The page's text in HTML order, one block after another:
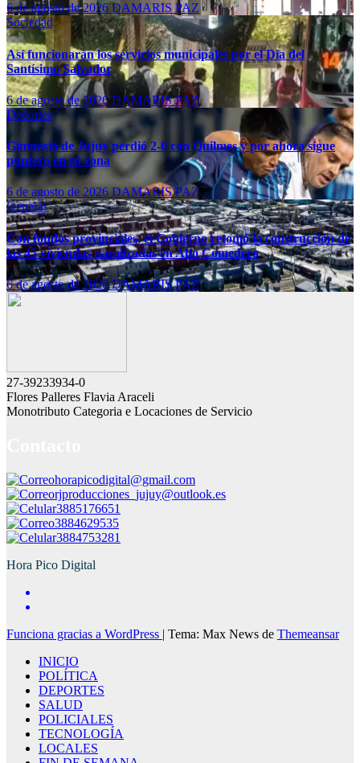
6 de agosto de 2026DAMARIS PAZ
Sociedad
Así funcionarán los servicios municipales por el Día del
Santísimo Salvador
6 de agosto de 2026DAMARIS PAZ
Deportes
Gimnasia de Jujuy perdió 2-0 con Quilmes y por ahora sigue
puntero en su zona
6 de agosto de 2026DAMARIS PAZ
General
Con fondos provinciales, el Gobierno retomó la construcción de
las 45 viviendas paralizadas en Alto Comedero
6 de agosto de 2026DAMARIS PAZ
27-39233934-0
Flores Palleres Flavia Araceli
Monotributo Categoria e Locaciones de Servicio
horapicodigital@gmail.com
rjproducciones_jujuy@outlook.es
3885176651
3884629535
3884753281
Hora Pico Digital
Funciona gracias a WordPress | Tema: Max News de Themeansar
INICIO
POLÍTICA
DEPORTES
SALUD
POLICIALES
TECNOLOGÍA
LOCALES